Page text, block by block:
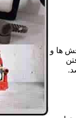
ها و